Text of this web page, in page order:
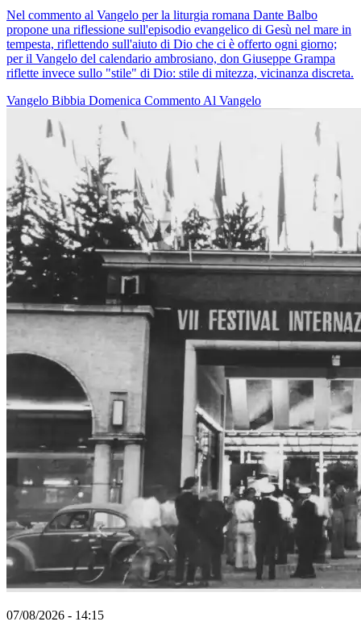
Nel commento al Vangelo per la liturgia romana Dante Balbo
propone una riflessione sull'episodio evangelico di Gesù nel mare in
tempesta, riflettendo sull'aiuto di Dio che ci è offerto ogni giorno;
per il Vangelo del calendario ambrosiano, don Giuseppe Grampa
riflette invece sullo "stile" di Dio: stile di mitezza, vicinanza discreta.
Vangelo Bibbia Domenica Commento Al Vangelo
07/08/2026 - 14:15